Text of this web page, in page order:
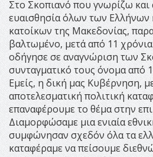
Στο Σκοπιανό που γνωρίζω και
ευαισθησία όλων των Ελλήνων
κατοίκων της Μακεδονίας,
βαλτωμένο, μετά από 11
οδήγησε σε αναγνώριση των
συνταγματικό τους όνομα από
Εμείς, η δική μας Κυβέρνηση,
αποτελεσματική πολιτική
επαναφέρουμε το θέμα στην
Διαμορφώσαμε μια ενιαία
συμφώνησαν σχεδόν όλα τα
καταφέραμε να πείσουμε